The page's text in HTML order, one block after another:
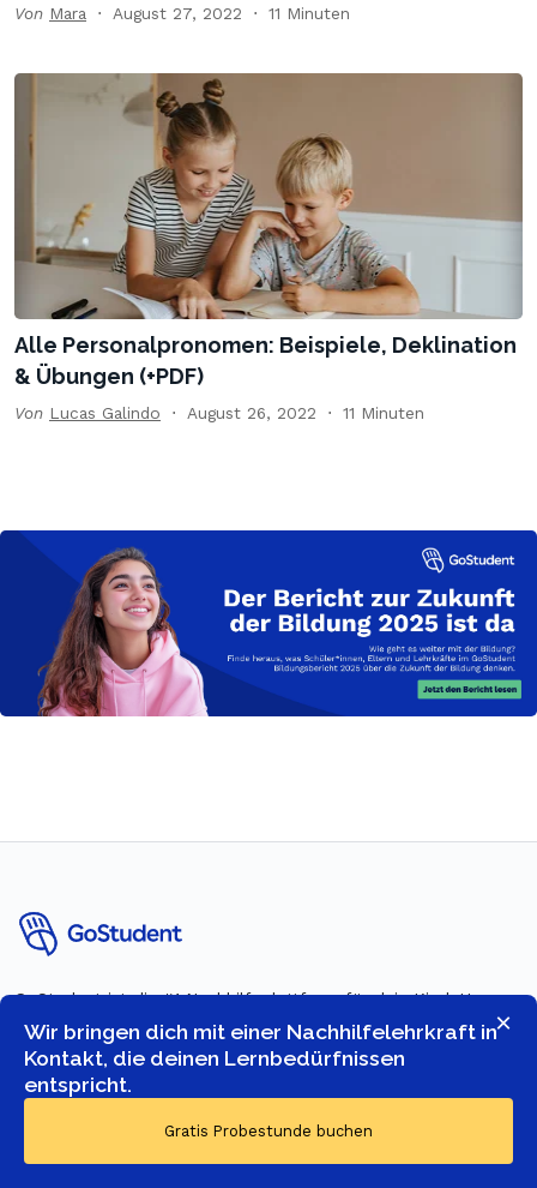
×
Wir bringen dich mit einer Nachhilfelehrkraft in
Kontakt, die deinen Lernbedürfnissen
entspricht.
Gratis Probestunde buchen
Von Mara August 27, 2022 11 Minuten
Alle Personalpronomen: Beispiele, Deklination
& Übungen (+PDF)
Von Lucas Galindo August 26, 2022 11 Minuten
GoStudent ist die #1 Nachhilfeplattform für dein Kind. Unser
Ziel ist es, für jeden Schüler den perfekten Tutoren zu finden.
Über 20.000+ qualifizierte Tutoren bieten erstklassige
Nachhilfe in allen Schulfächern.
JETZT GRATIS TESTEN